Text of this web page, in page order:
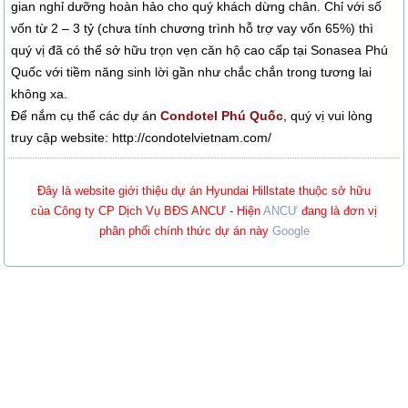
gian nghỉ dưỡng hoàn hảo cho quý khách dừng chân. Chỉ với số
vốn từ 2 – 3 tỷ (chưa tính chương trình hỗ trợ vay vốn 65%) thì
quý vị đã có thể sở hữu trọn vẹn căn hộ cao cấp tại Sonasea Phú
Quốc với tiềm năng sinh lời gần như chắc chắn trong tương lai
không xa.
Để nắm cụ thể các dự ánCondotel Phú Quốc, quý vị vui lòng
truy cập website: http://condotelvietnam.com/
Đây là website giới thiệu dự án Hyundai Hillstate thuộc sở hữu
của Công ty CP Dịch Vụ BĐS ANCƯ - Hiện ANCƯ đang là đơn vị
phân phối chính thức dự án này Google